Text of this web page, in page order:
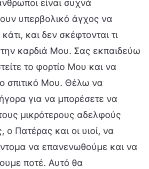
είναι συχνά
υπερβολικό άγχος να
και δεν σκέφτονται τι
καρδιά Μου. Σας εκπαιδεύω
το φορτίο Μου και να
σπιτικό Μου. Θέλω να
για να μπορέσετε να
μικρότερους αδελφούς
ο Πατέρας και οι υιοί, να
να επανενωθούμε και να
ποτέ. Αυτό θα